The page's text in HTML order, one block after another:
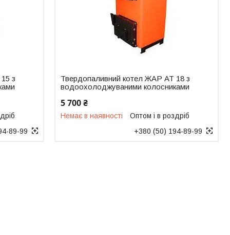
з
89-99
Твердопаливний котел ЖАР АТ 18 з
водоохолоджуваними колосниками
5 700 ₴
Немає в наявності
Оптом і в роздріб
+380 (50) 194-89-99